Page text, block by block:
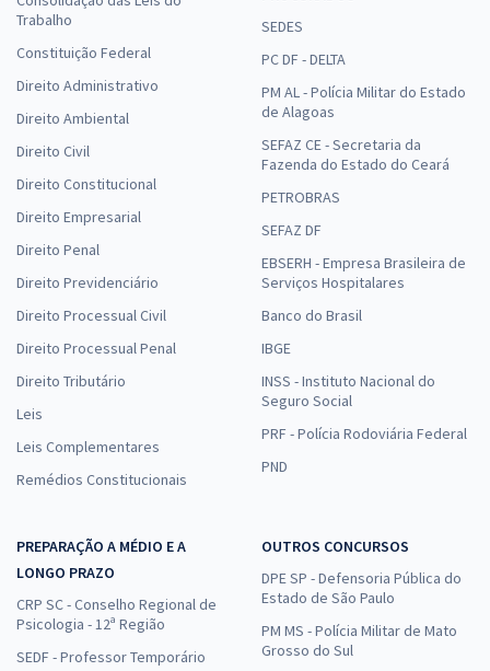
Trabalho
Constituição Federal
Direito Administrativo
Direito Ambiental
Direito Civil
Direito Constitucional
Direito Empresarial
Direito Penal
Direito Previdenciário
Direito Processual Civil
Direito Processual Penal
Direito Tributário
Leis
Leis Complementares
Remédios Constitucionais
SEDES
PC DF - DELTA
PM AL - Polícia Militar do Estado
de Alagoas
SEFAZ CE - Secretaria da
Fazenda do Estado do Ceará
PETROBRAS
SEFAZ DF
EBSERH - Empresa Brasileira de
Serviços Hospitalares
Banco do Brasil
IBGE
INSS - Instituto Nacional do
Seguro Social
PRF - Polícia Rodoviária Federal
PND
PREPARAÇÃO A MÉDIO E A
LONGO PRAZO
CRP SC - Conselho Regional de
Psicologia - 12ª Região
SEDF - Professor Temporário
OUTROS CONCURSOS
DPE SP - Defensoria Pública do
Estado de São Paulo
PM MS - Polícia Militar de Mato
Grosso do Sul